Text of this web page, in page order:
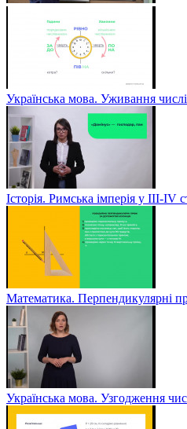
Українська мова. Уживання
Історія. Римська імперія у III-ІV
Математика. Перпендикулярні
Українська мова. Узгодження